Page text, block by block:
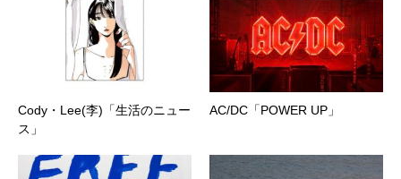
Cody・Lee(李)「生活のニュー
ス」
AC/DC「POWER UP」